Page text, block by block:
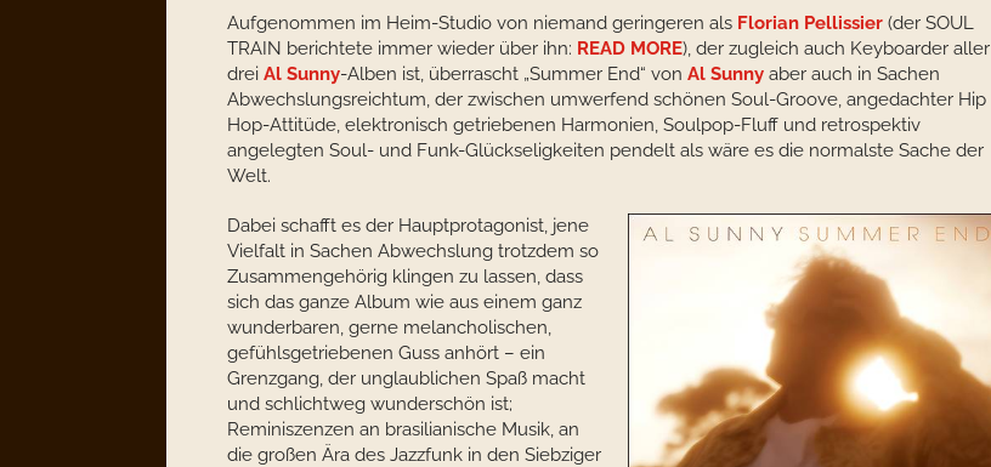
Aufgenommen im Heim-Studio von niemand geringeren als Florian Pellissier (der SOUL
TRAIN berichtete immer wieder über ihn: READ MORE), der zugleich auch Keyboarder aller
drei Al Sunny-Alben ist, überrascht „Summer End“ von Al Sunny aber auch in Sachen
Abwechslungsreichtum, der zwischen umwerfend schönen Soul-Groove, angedachter Hip
Hop-Attitüde, elektronisch getriebenen Harmonien, Soulpop-Fluff und retrospektiv
angelegten Soul- und Funk-Glückseligkeiten pendelt als wäre es die normalste Sache der
Welt.
Dabei schafft es der Hauptprotagonist, jene
Vielfalt in Sachen Abwechslung trotzdem so
Zusammengehörig klingen zu lassen, dass
sich das ganze Album wie aus einem ganz
wunderbaren, gerne melancholischen,
gefühlsgetriebenen Guss anhört – ein
Grenzgang, der unglaublichen Spaß macht
und schlichtweg wunderschön ist;
Reminiszenzen an brasilianische Musik, an
die großen Ära des Jazzfunk in den Siebziger